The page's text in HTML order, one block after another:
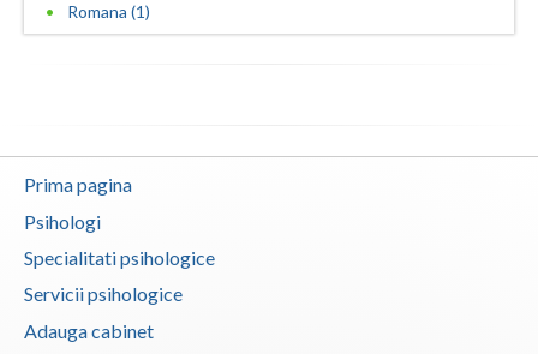
Romana (1)
Prima pagina
Psihologi
Specialitati psihologice
Servicii psihologice
Adauga cabinet